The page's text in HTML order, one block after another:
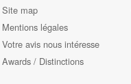
Site map
Mentions légales
Votre avis nous intéresse
Awards / Distinctions